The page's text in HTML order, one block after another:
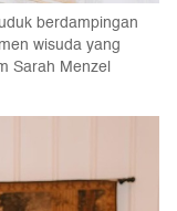
berdampingan
wisuda yang
Sarah Menzel